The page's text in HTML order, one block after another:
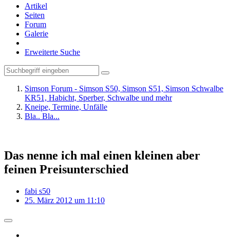
Artikel
Seiten
Forum
Galerie
Erweiterte Suche
Simson Forum - Simson S50, Simson S51, Simson Schwalbe
KR51, Habicht, Sperber, Schwalbe und mehr
Kneipe, Termine, Unfälle
Bla.. Bla...
Das nenne ich mal einen kleinen aber
feinen Preisunterschied
fabi s50
25. März 2012 um 11:10